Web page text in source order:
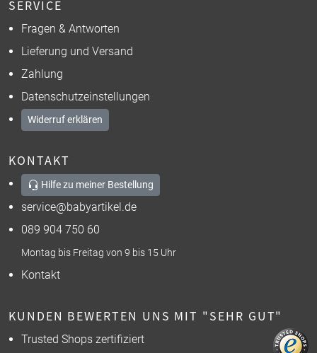
SERVICE
Fragen & Antworten
Lieferung und Versand
Zahlung
Datenschutzeinstellungen
Widerruf erklären
KONTAKT
Hilfe zu meiner Bestellung
service@babyartikel.de
089 904 750 60
Montag bis Freitag von 9 bis 15 Uhr
Kontakt
KUNDEN BEWERTEN UNS MIT "SEHR GUT"
Trusted Shops zertifiziert